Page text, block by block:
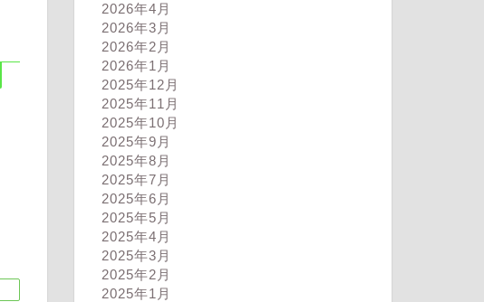
2026年4月
2026年3月
2026年2月
2026年1月
2025年12月
2025年11月
2025年10月
2025年9月
2025年8月
2025年7月
2025年6月
2025年5月
2025年4月
2025年3月
2025年2月
2025年1月